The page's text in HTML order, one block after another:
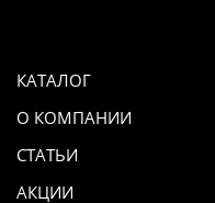
КАТАЛОГ
О КОМПАНИИ
СТАТЬИ
АКЦИИ